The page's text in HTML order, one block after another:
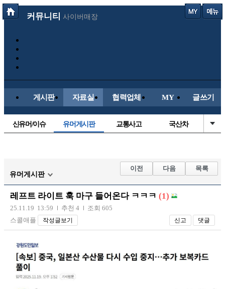
커뮤니티 사이버매장
게시판 자료실 협력업체 MY 글쓰기
신유머/이슈 유머게시판 교통사고 국산차
자유사진 군사/무기
트럭/버스
장착시공사진
유머게시판
이전 다음 목록
레프트 라이트 훅 마구 들어온다 ㅋㅋㅋ (1)
25.11.19 13:59 추천 4
조회 605
스콜애플
작성글보기 신고 댓글